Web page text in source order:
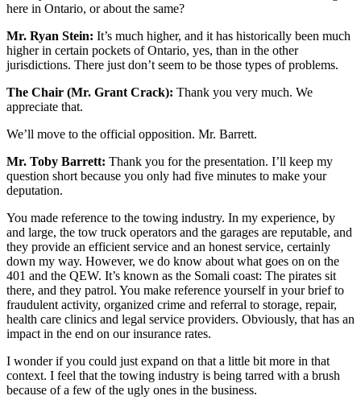
here in Ontario, or about the same?
Mr. Ryan Stein: It’s much higher, and it has historically been much
higher in certain pockets of Ontario, yes, than in the other
jurisdictions. There just don’t seem to be those types of problems.
The Chair (Mr. Grant Crack): Thank you very much. We
appreciate that.
We’ll move to the official opposition. Mr. Barrett.
Mr. Toby Barrett: Thank you for the presentation. I’ll keep my
question short because you only had five minutes to make your
deputation.
You made reference to the towing industry. In my experience, by
and large, the tow truck operators and the garages are reputable, and
they provide an efficient service and an honest service, certainly
down my way. However, we do know about what goes on on the
401 and the QEW. It’s known as the Somali coast: The pirates sit
there, and they patrol. You make reference yourself in your brief to
fraudulent activity, organized crime and referral to storage, repair,
health care clinics and legal service providers. Obviously, that has an
impact in the end on our insurance rates.
I wonder if you could just expand on that a little bit more in that
context. I feel that the towing industry is being tarred with a brush
because of a few of the ugly ones in the business.